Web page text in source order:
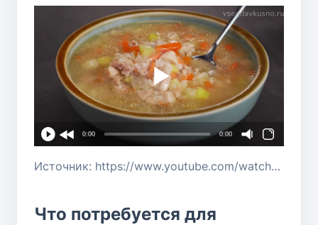
0:00 0:00
Источник: https://www.youtube.com/watch?v=MIp7v4ScpKY
Что потребуется для